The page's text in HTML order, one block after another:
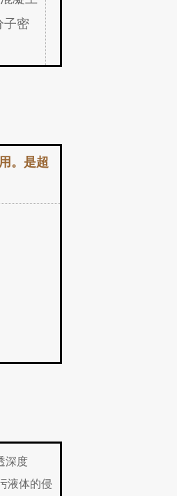
子密
。是超
深度
液体的侵